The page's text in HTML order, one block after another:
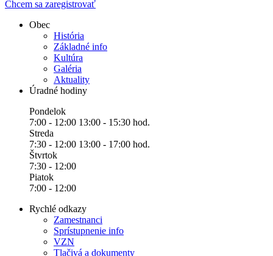
Chcem sa zaregistrovať
Obec
História
Základné info
Kultúra
Galéria
Aktuality
Úradné hodiny
Pondelok
7:00 - 12:00 13:00 - 15:30 hod.
Streda
7:30 - 12:00 13:00 - 17:00 hod.
Štvrtok
7:30 - 12:00
Piatok
7:00 - 12:00
Rychlé odkazy
Zamestnanci
Sprístupnenie info
VZN
Tlačivá a dokumenty